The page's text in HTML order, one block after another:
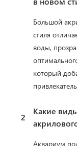
Большой
стиля
воды,
который
2
Какие
Аквариум